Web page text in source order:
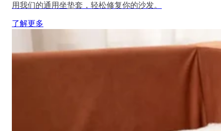
用我们的通用坐垫套，轻松修复你的沙发。
了解更多